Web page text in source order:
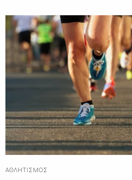
ΑΘΛΗΤΙΣΜΌΣ